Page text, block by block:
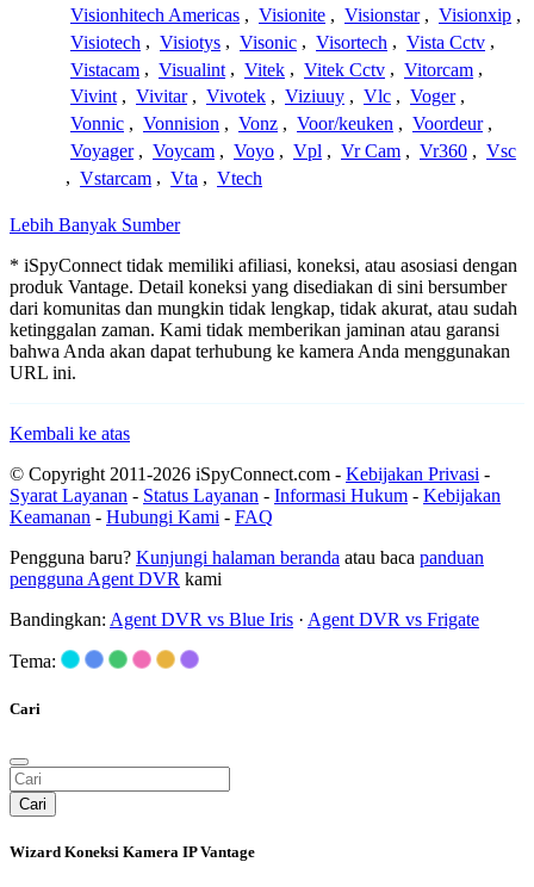
Visionhitech Americas , Visionite , Visionstar , Visionxip ,
Visiotech , Visiotys , Visonic , Visortech , Vista Cctv ,
Vistacam , Visualint , Vitek , Vitek Cctv , Vitorcam ,
Vivint , Vivitar , Vivotek , Viziuuy , Vlc , Voger ,
Vonnic , Vonnision , Vonz , Voor/keuken , Voordeur ,
Voyager , Voycam , Voyo , Vpl , Vr Cam , Vr360 , Vsc
, Vstarcam , Vta , Vtech
Lebih Banyak Sumber
* iSpyConnect tidak memiliki afiliasi, koneksi, atau asosiasi dengan
produk Vantage. Detail koneksi yang disediakan di sini bersumber
dari komunitas dan mungkin tidak lengkap, tidak akurat, atau sudah
ketinggalan zaman. Kami tidak memberikan jaminan atau garansi
bahwa Anda akan dapat terhubung ke kamera Anda menggunakan
URL ini.
Kembali ke atas
© Copyright 2011-2026 iSpyConnect.com - Kebijakan Privasi -
Syarat Layanan - Status Layanan - Informasi Hukum - Kebijakan
Keamanan - Hubungi Kami - FAQ
Pengguna baru? Kunjungi halaman beranda atau baca panduan
pengguna Agent DVR kami
Bandingkan: Agent DVR vs Blue Iris · Agent DVR vs Frigate
Tema:
Cari
Cari
Wizard Koneksi Kamera IP Vantage